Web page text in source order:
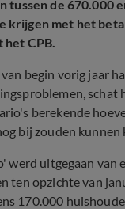
tussen de 670.000
krijgen met het
het CPB.
begin vorig jaar
schat
berekende
bij zouden kunnen
werd uitgegaan van
ten opzichte van
170.000